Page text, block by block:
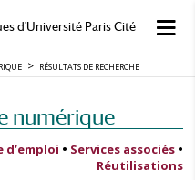
d'Université Paris Cité
RÉSULTATS DE RECHERCHE
numérique
d’emploi • Services associés •
Réutilisations